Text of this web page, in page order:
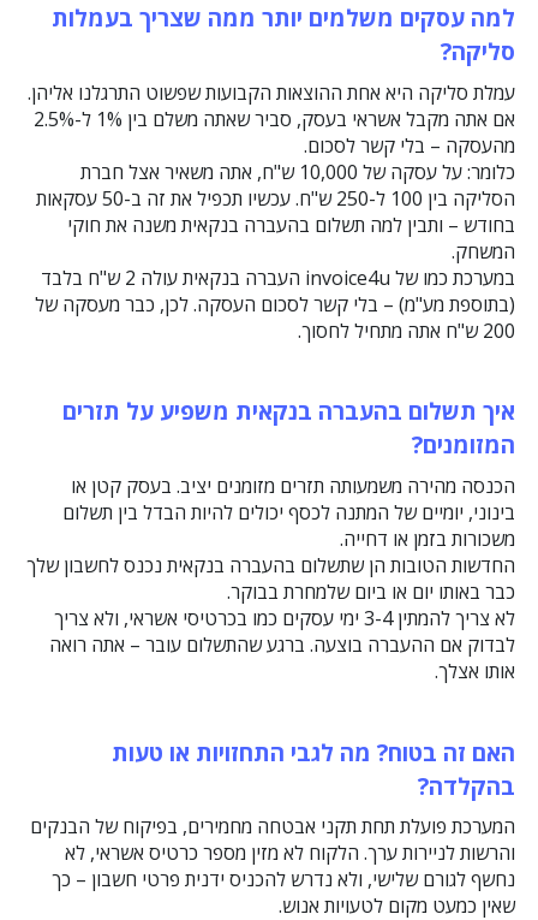
למה עסקים משלמים יותר ממה שצריך בעמלות
סליקה?
עמלת סליקה היא אחת ההוצאות הקבועות שפשוט התרגלנו אליהן.
אם אתה מקבל אשראי בעסק, סביר שאתה משלם בין 1% ל-2.5%
מהעסקה – בלי קשר לסכום.
כלומר: על עסקה של 10,000 ש"ח, אתה משאיר אצל חברת
הסליקה בין 100 ל-250 ש"ח. עכשיו תכפיל את זה ב-50 עסקאות
בחודש – ותבין למה תשלום בהעברה בנקאית משנה את חוקי
המשחק.
במערכת כמו של invoice4u העברה בנקאית עולה 2 ש"ח בלבד
(בתוספת מע"מ) – בלי קשר לסכום העסקה. לכן, כבר מעסקה של
200 ש"ח אתה מתחיל לחסוך.
איך תשלום בהעברה בנקאית משפיע על תזרים
המזומנים?
הכנסה מהירה משמעותה תזרים מזומנים יציב. בעסק קטן או
בינוני, יומיים של המתנה לכסף יכולים להיות הבדל בין תשלום
משכורות בזמן או דחייה.
החדשות הטובות הן שתשלום בהעברה בנקאית נכנס לחשבון שלך
כבר באותו יום או ביום שלמחרת בבוקר.
לא צריך להמתין 3-4 ימי עסקים כמו בכרטיסי אשראי, ולא צריך
לבדוק אם ההעברה בוצעה. ברגע שהתשלום עובר – אתה רואה
אותו אצלך.
האם זה בטוח? מה לגבי התחזויות או טעות
בהקלדה?
המערכת פועלת תחת תקני אבטחה מחמירים, בפיקוח של הבנקים
והרשות לניירות ערך. הלקוח לא מזין מספר כרטיס אשראי, לא
נחשף לגורם שלישי, ולא נדרש להכניס ידנית פרטי חשבון – כך
שאין כמעט מקום לטעויות אנוש.